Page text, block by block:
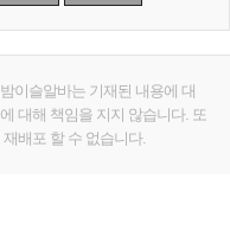
이슬알바는 기재된 내용에 대
대해 책임을 지지 않습니다. 또
배포 할 수 없습니다.